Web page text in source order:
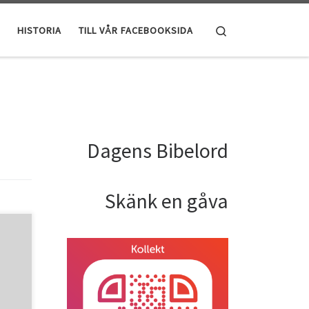
HISTORIA TILL VÅR FACEBOOKSIDA
Dagens Bibelord
Skänk en gåva